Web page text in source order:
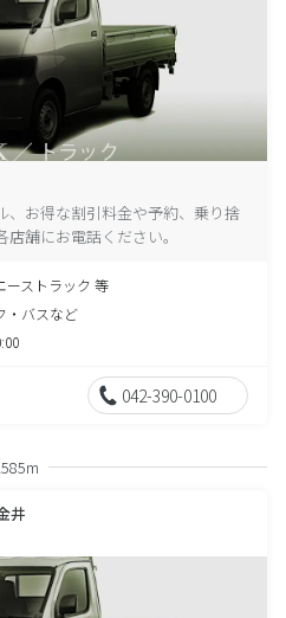
、お得な割引料金や予約、乗り捨
舗にお電話ください。
ーストラック 等
・バスなど
042-390-0100
井